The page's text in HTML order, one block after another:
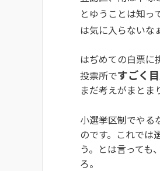
とゆうことは知っ
は気に入らないな
はぢめての白票に
投票所ですごく
まだ考えがまとま
小選挙区制でやる
のです。これでは
う。とは言って
ろ。